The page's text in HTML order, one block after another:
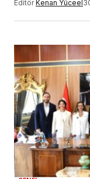
Editör Kenan Yüceel